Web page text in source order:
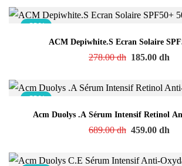
-33%
ACM Depiwhite.S Ecran Solaire
278.00dh 185.00 dh
-33%
Acm Duolys .A Sérum Intensif Retinol
689.00dh 459.00 dh